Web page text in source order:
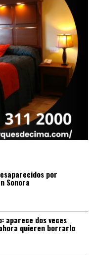
por
Sonora
aparece dos veces
quieren borrarlo